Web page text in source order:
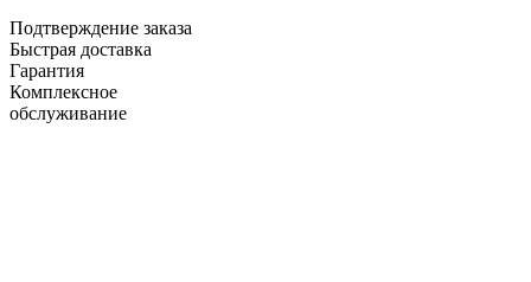
Подтверждение заказа
Быстрая доставка
Гарантия
Комплексное
обслуживание